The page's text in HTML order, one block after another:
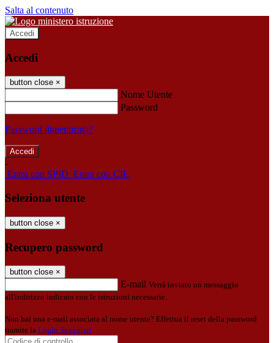
Salta al contenuto
Accedi
Accedi
button close ×
Nome Utente
Password
Password dimenticata?
-
Entra con SPID Entra con CIE
Seleziona utente
button close ×
Recupero password
button close ×
E-mail Verrà inviato un messaggio
all'indirizzo indicato con le istruzioni necessarie.
Non hai una e-mail associata al nome utente? Effettua il reset della password
tramite la Login Spaggiari